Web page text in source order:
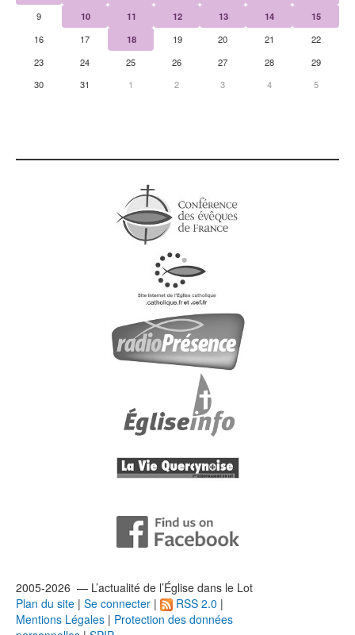
9
10 11 12 13 14
15
16
17 18 19 20 21
22
23
24 25 26 27 28
29
30
31 1 2 3 4 5
2005-2026 — L’actualité de l’Église dans le Lot
Plan du site | Se connecter | RSS 2.0 |
Mentions Légales | Protection des données